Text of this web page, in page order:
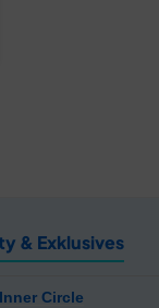
& Exklusives
Circle